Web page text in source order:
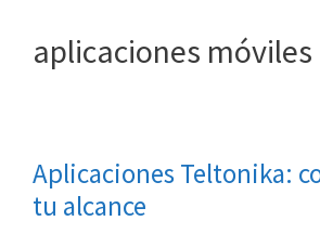
aplicaciones móviles
Aplicaciones Teltonika:
tu alcance